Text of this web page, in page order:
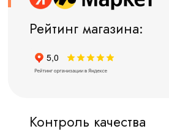
Рейтинг магазина:
Контроль качества